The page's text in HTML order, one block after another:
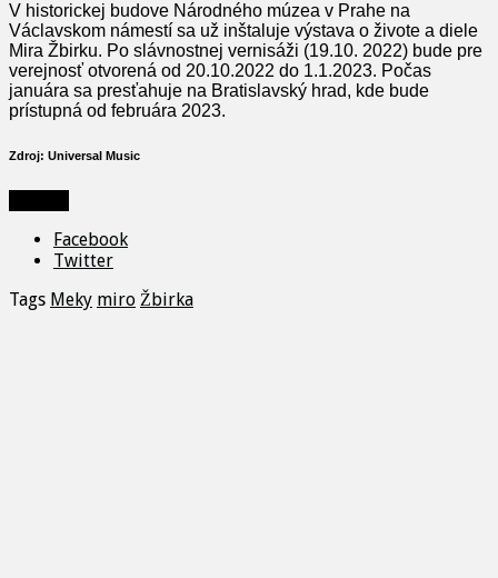
V historickej budove Národného múzea v Prahe na
Václavskom námestí sa už inštaluje výstava o živote a diele
Mira Žbirku. Po slávnostnej vernisáži (19.10. 2022) bude pre
verejnosť otvorená od 20.10.2022 do 1.1.2023. Počas
januára sa presťahuje na Bratislavský hrad, kde bude
prístupná od februára 2023.
Zdroj: Universal Music
Facebook
Twitter
Tags Meky miro Žbirka